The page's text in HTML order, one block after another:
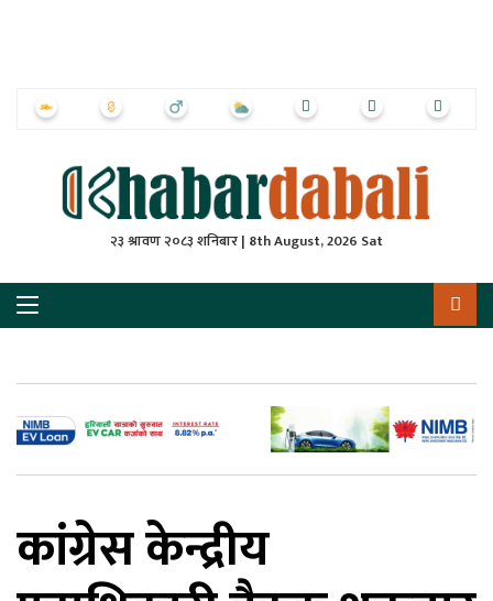
२३ श्रावण २०८३ शनिबार | 8th August, 2026 Sat
कांग्रेस केन्द्रीय